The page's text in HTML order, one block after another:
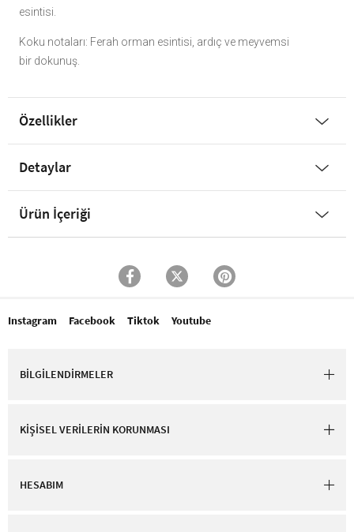
esintisi.
Koku notaları: Ferah orman esintisi, ardıç ve meyvemsi
bir dokunuş.
Özellikler
Detaylar
Ürün İçeriği
Instagram Facebook Tiktok Youtube
BİLGİLENDİRMELER
KİŞİSEL VERİLERİN KORUNMASI
HESABIM